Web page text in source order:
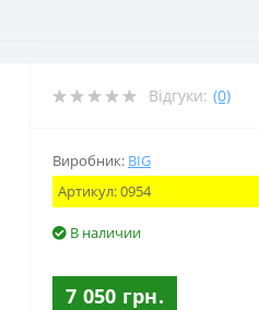
Відгуки: (0)
Виробник: BIG
Артикул:0954
В наличии
7 050 грн.